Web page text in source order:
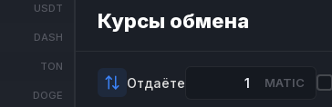
USDT
DASH
TON
DOGE
Курсы обмена
Отдаёте MATIC